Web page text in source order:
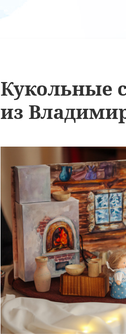
Кукольные
из